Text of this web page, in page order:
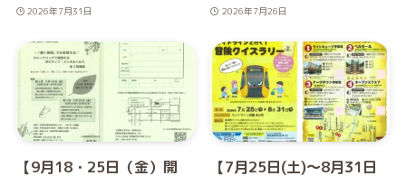
2026年7月31日 2026年7月26日
【9月18・25日（金）開 【7月25日(土)～8月31日